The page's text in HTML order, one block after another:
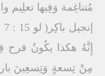
مُتناغِمة وَفِيها
إِنَّهُ هكذا يكُونُ فرح
مِنْ تِسعةٍ وَتِسعِينَ